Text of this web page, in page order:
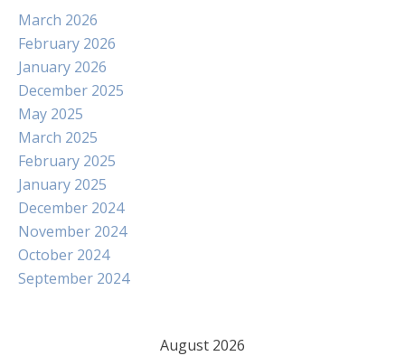
March 2026
February 2026
January 2026
December 2025
May 2025
March 2025
February 2025
January 2025
December 2024
November 2024
October 2024
September 2024
August 2026